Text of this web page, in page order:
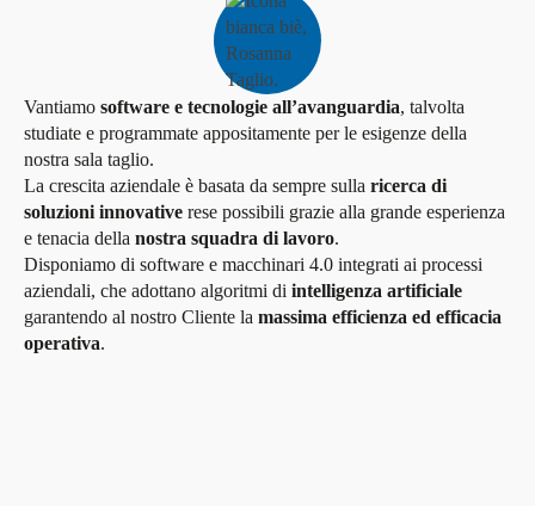
Vantiamo software e tecnologie all’avanguardia, talvolta
studiate e programmate appositamente per le esigenze della
nostra sala taglio.
La crescita aziendale è basata da sempre sulla ricerca di
soluzioni innovative rese possibili grazie alla grande esperienza
e tenacia della nostra squadra di lavoro.
Disponiamo di software e macchinari 4.0 integrati ai processi
aziendali, che adottano algoritmi di intelligenza artificiale
garantendo al nostro Cliente la massima efficienza ed efficacia
operativa.